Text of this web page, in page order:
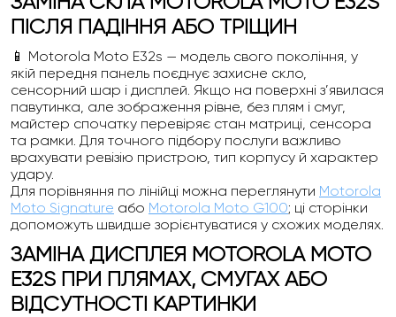
ПІСЛЯ ПАДІННЯ АБО ТРІЩИН
📱 Motorola Moto E32s — модель свого покоління, у
якій передня панель поєднує захисне скло,
сенсорний шар і дисплей. Якщо на поверхні з’явилася
павутинка, але зображення рівне, без плям і смуг,
майстер спочатку перевіряє стан матриці, сенсора
та рамки. Для точного підбору послуги важливо
врахувати ревізію пристрою, тип корпусу й характер
удару.
Для порівняння по лінійці можна переглянути Motorola
Moto Signature або Motorola Moto G100; ці сторінки
допоможуть швидше зорієнтуватися у схожих моделях.
ЗАМІНА ДИСПЛЕЯ MOTOROLA MOTO
E32S ПРИ ПЛЯМАХ, СМУГАХ АБО
ВІДСУТНОСТІ КАРТИНКИ